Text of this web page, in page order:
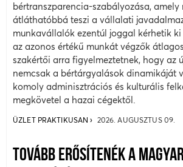
bértranszparencia-szabályozása, amely
átláthatóbbá teszi a vállalati
munkavállalók ezentúl joggal kérhetik
az azonos értékű munkát végzők
szakértői arra figyelmeztetnek, hogy az
nemcsak a bértárgyalások dinamikáját
komoly adminisztrációs és kulturális
megkövetel a hazai cégektől.
ÜZLET PRAKTIKUSAN 2026. AUGUSZTUS 09.
TOVÁBB ERŐSÍTENÉK A